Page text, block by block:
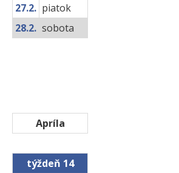
27.2. piatok
28.2. sobota
Apríla
týždeň 14